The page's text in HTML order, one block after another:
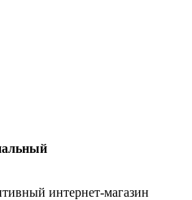
интернет-магазин